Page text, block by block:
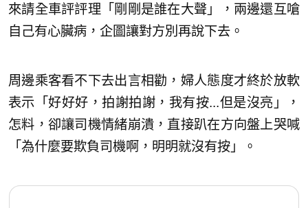
來請全車評評理「剛剛是誰在大聲」，兩邊還互嗆
自己有心臟病，企圖讓對方別再說下去。
周邊乘客看不下去出言相勸，婦人態度才終於放軟
表示「好好好，拍謝拍謝，我有按...但是沒亮」，
怎料，卻讓司機情緒崩潰，直接趴在方向盤上哭喊
「為什麼要欺負司機啊，明明就沒有按」。